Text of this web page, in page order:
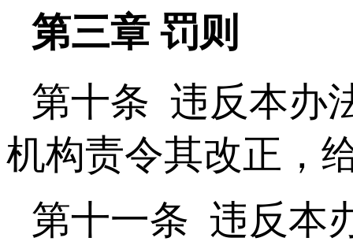
第三章 罚则
第十条 违反本办
机构责令其改正，
第十一条 违反本